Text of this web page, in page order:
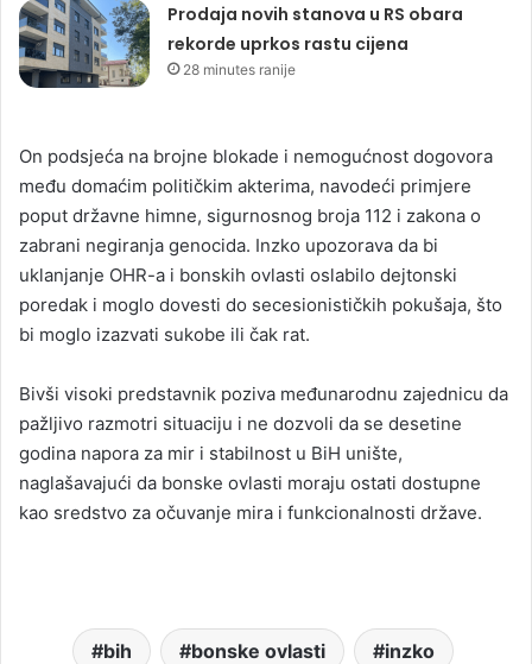
Prodaja novih stanova u RS obara
rekorde uprkos rastu cijena
28 minutes ranije
On podsjeća na brojne blokade i nemogućnost dogovora
među domaćim političkim akterima, navodeći primjere
poput državne himne, sigurnosnog broja 112 i zakona o
zabrani negiranja genocida. Inzko upozorava da bi
uklanjanje OHR-a i bonskih ovlasti oslabilo dejtonski
poredak i moglo dovesti do secesionističkih pokušaja, što
bi moglo izazvati sukobe ili čak rat.
Bivši visoki predstavnik poziva međunarodnu zajednicu da
pažljivo razmotri situaciju i ne dozvoli da se desetine
godina napora za mir i stabilnost u BiH unište,
naglašavajući da bonske ovlasti moraju ostati dostupne
kao sredstvo za očuvanje mira i funkcionalnosti države.
bih bonske ovlasti inzko